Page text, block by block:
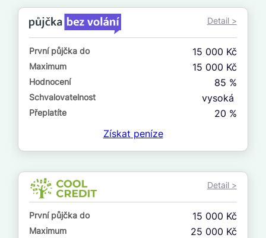
ano
ne
V exekuci
ano
ne
V hotovosti
ano
ne
Detail >
První půjčka do 15 000 Kč
Maximum 15 000 Kč
Hodnocení 85 %
Schvalovatelnost vysoká
Přeplatíte
20 %
Získat peníze
Detail >
První půjčka do 15 000 Kč
Maximum 25 000 Kč